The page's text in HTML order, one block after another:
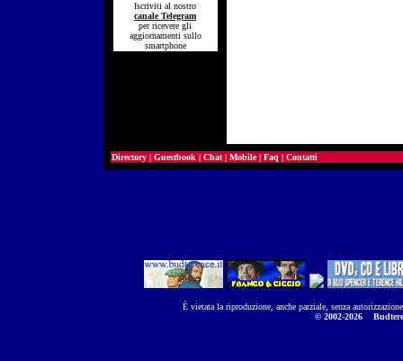
Iscriviti al nostro
canale Telegram
per ricevere gli
aggiornamenti sullo
smartphone
Directory | Guestbook | Chat | Mobile| Faq | Contatti
È vietata la riproduzione, anche parziale, senza
© 2002-2026